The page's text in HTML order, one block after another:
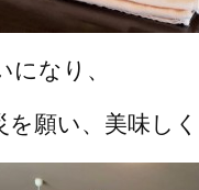
なり、
を願い、美味し